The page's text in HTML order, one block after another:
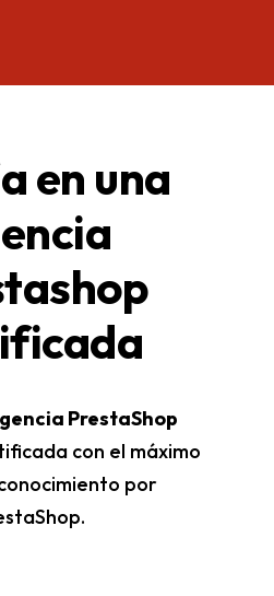
en una
PrestaShop
con el máximo
por